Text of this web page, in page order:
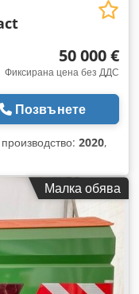
50 000 €
Фиксирана цена без ДДС
Позвънете
2020,
Малка обява